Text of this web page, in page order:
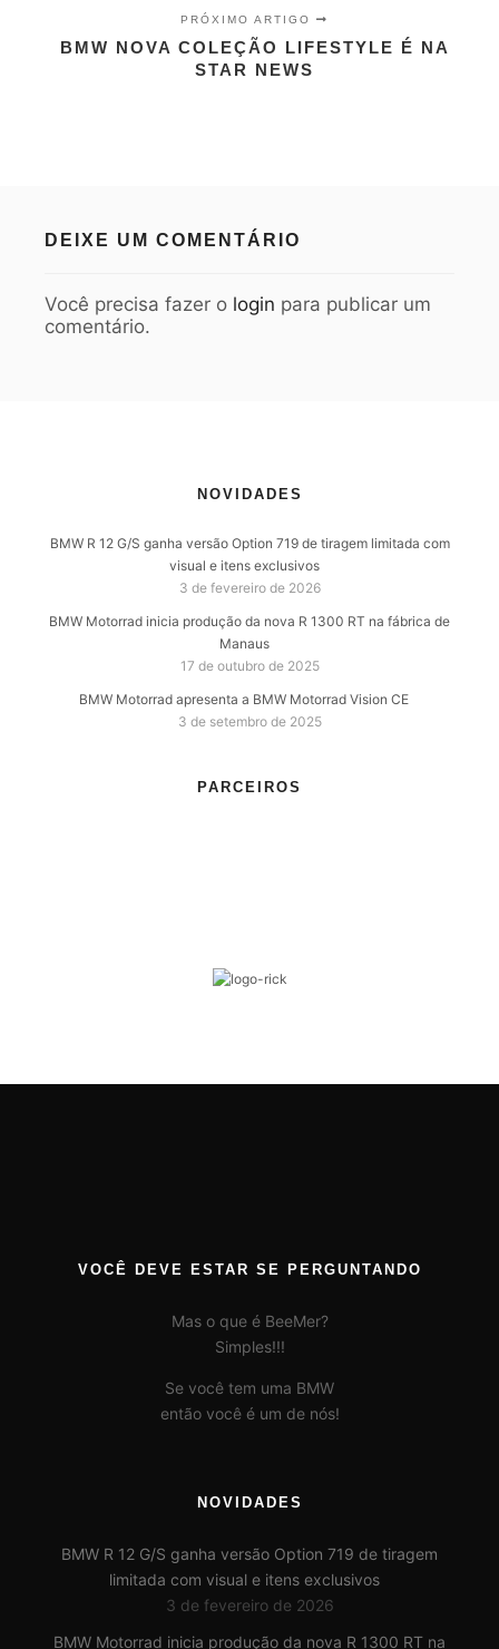
PRÓXIMO ARTIGO
BMW NOVA COLEÇÃO LIFESTYLE É NA
STAR NEWS
DEIXE UM COMENTÁRIO
Você precisa fazer o login para publicar um
comentário.
NOVIDADES
BMW R 12 G/S ganha versão Option 719 de tiragem limitada com
visual e itens exclusivos
3 de fevereiro de 2026
BMW Motorrad inicia produção da nova R 1300 RT na fábrica de
Manaus
17 de outubro de 2025
BMW Motorrad apresenta a BMW Motorrad Vision CE
3 de setembro de 2025
PARCEIROS
VOCÊ DEVE ESTAR SE PERGUNTANDO
Mas o que é BeeMer?
Simples!!!
Se você tem uma BMW
então você é um de nós!
NOVIDADES
BMW R 12 G/S ganha versão Option 719 de tiragem
limitada com visual e itens exclusivos
3 de fevereiro de 2026
BMW Motorrad inicia produção da nova R 1300 RT na